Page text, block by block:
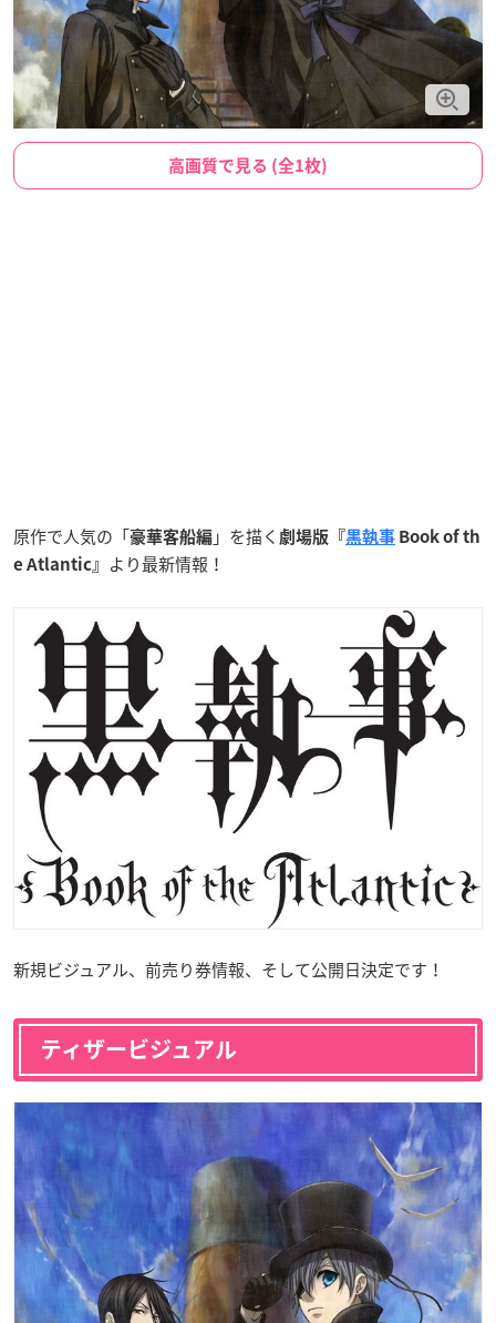
高画質で見る (全1枚)
原作で人気の「豪華客船編 」を描く 劇場版『黒執事 Book of th
e Atlantic』
より最新情報！
新規ビジュアル、前売り券情報、そして公開日決定です！
ティザービジュアル